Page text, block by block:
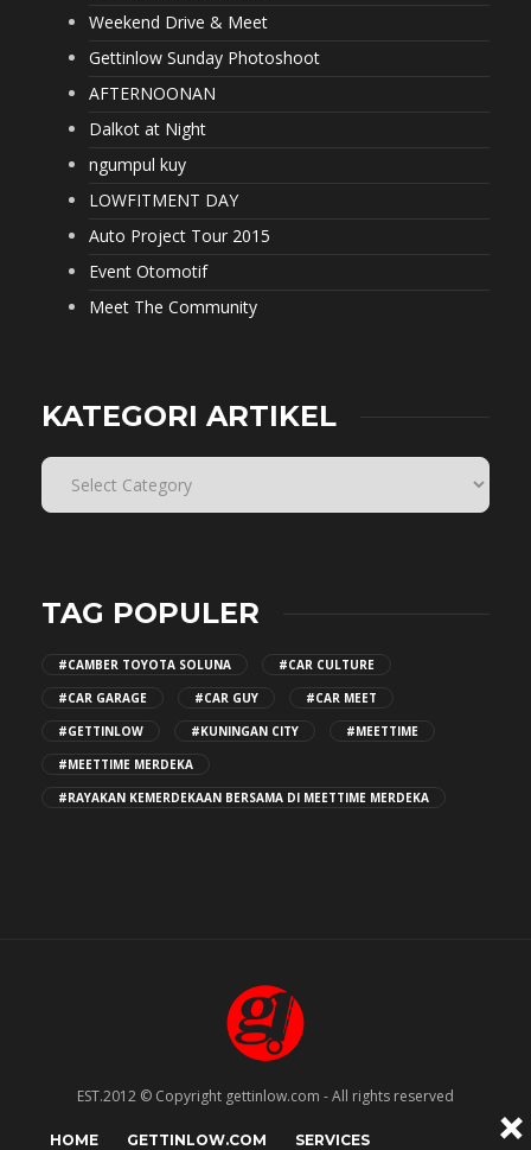
Weekend Drive & Meet
Gettinlow Sunday Photoshoot
AFTERNOONAN
Dalkot at Night
ngumpul kuy
LOWFITMENT DAY
Auto Project Tour 2015
Event Otomotif
Meet The Community
KATEGORI ARTIKEL
TAG POPULER
#CAMBER TOYOTA SOLUNA
#CAR CULTURE
#CAR GARAGE
#CAR GUY
#CAR MEET
#GETTINLOW
#KUNINGAN CITY
#MEETTIME
#MEETTIME MERDEKA
#RAYAKAN KEMERDEKAAN BERSAMA DI MEETTIME MERDEKA
EST.2012 © Copyright gettinlow.com - All rights reserved
HOME GETTINLOW.COM SERVICES